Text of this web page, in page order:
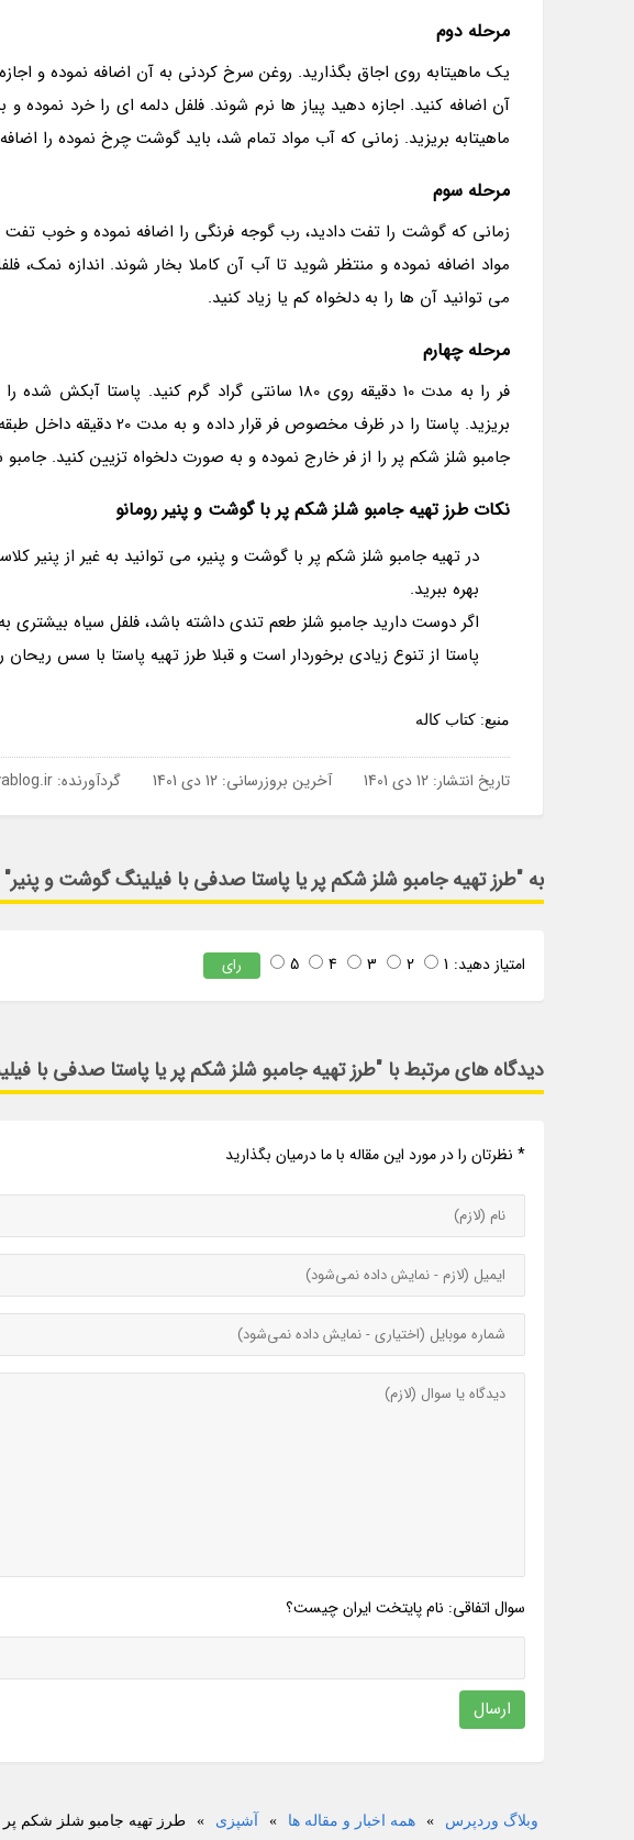
مرحله دوم
یک ماهیتابه روی اجاق بگذارید. روغن سرخ کردنی به آن اضافه نموده و
آن اضافه کنید. اجازه دهید پیاز ها نرم شوند. فلفل دلمه ای را خرد نموده
ماهیتابه بریزید. زمانی که آب مواد تمام شد، باید گوشت چرخ نموده را
مرحله سوم
زمانی که گوشت را تفت دادید، رب گوجه فرنگی را اضافه نموده و خوب
مواد اضافه نموده و منتظر شوید تا آب آن کاملا بخار شوند. اندازه نمک،
می توانید آن ها را به دلخواه کم یا زیاد کنید.
مرحله چهارم
فر را به مدت 10 دقیقه روی 180 سانتی گراد گرم کنید.
بریزید. پاستا را در ظرف
جامبو شلز شکم پر را از فر خارج نموده و به صورت دلخواه تزیین کنید.
نکات طرز تهیه جامبو شلز شکم پر با گوشت و پنیر رومانو
در تهیه جامبو شلز شکم پر با گوشت و پنیر، می توانید به غیر از پنیر
بهره ببرید.
اگر دوست دارید جامبو شلز طعم تندی داشته باشد، فلفل سیاه بیشتری
پاستا از تنوع زیادی برخوردار است و قبلا طرز تهیه پاستا با سس
منبع: کتاب کاله
تاریخ انتشار: 12 دی 1401 آخرین بروزرسانی: 12 دی 1401 گردآورنده:
به "طرز تهیه جامبو شلز شکم پر یا پاستا صدفی با فیلینگ گوشت و پنیر"
امتیاز دهید: 1
2
3
4
5 رای
دیدگاه های مرتبط با "طرز تهیه جامبو شلز شکم پر یا پاستا صدفی با
* نظرتان را در مورد این مقاله با ما درمیان بگذارید
سوال اتفاقی: نام پایتخت ایران چیست؟
ارسال
وبلاگ وردپرس » همه اخبار و مقاله ها » آشپزی » طرز تهیه جامبو شلز شکم پر